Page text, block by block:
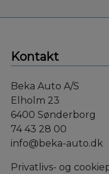
Kontakt
Beka Auto A/S
Elholm 23
6400 Sønderborg
74 43 28 00
info@beka-auto.dk
Privatlivs- og